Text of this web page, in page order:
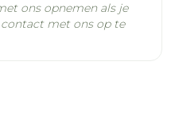
ons opnemen als je
met ons op te